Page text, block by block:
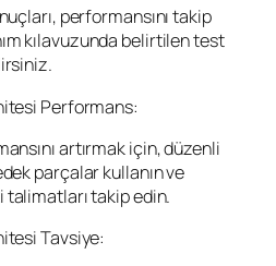
performansını takip
kılavuzunda belirtilen test
Performans:
artırmak için, düzenli
parçalar kullanın ve
talimatları takip edin.
Tavsiye: